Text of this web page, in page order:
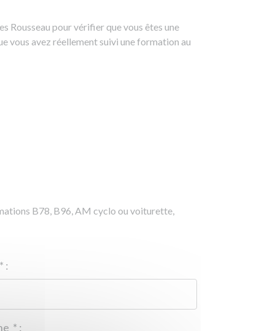
Rousseau pour vérifier que vous êtes une
vous avez réellement suivi une formation au
B78, B96, AM cyclo ou voiturette,
* :
* :